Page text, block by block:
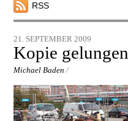
RSS
21. SEPTEMBER 2009
Kopie gelungen
Michael Baden /